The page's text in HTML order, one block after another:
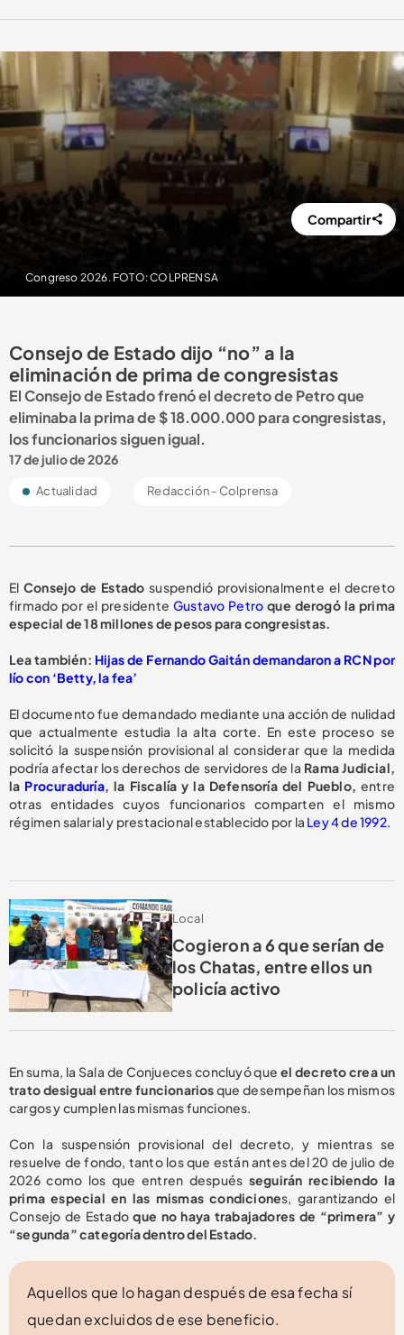
Congreso 2026. FOTO: COLPRENSA
Compartir
Consejo de Estado dijo “no” a la
eliminación de prima de congresistas
El Consejo de Estado frenó el decreto de Petro que
eliminaba la prima de $ 18.000.000 para congresistas,
los funcionarios siguen igual.
17 de julio de 2026
Actualidad Redacción - Colprensa
ElConsejo de Estado suspendió provisionalmente el decreto
firmado por el presidente Gustavo Petro que derogó la prima
especial de 18 millones de pesos para congresistas.
Lea también: Hijas de Fernando Gaitán demandaron a RCN por
lío con ‘Betty, la fea’
El documento fue demandado mediante una acción de nulidad
que actualmente estudia la alta corte. En este proceso se
solicitó la suspensión provisional al considerar que la medida
podría afectar los derechos de servidores de la Rama Judicial,
la Procuraduría, la Fiscalía y la Defensoría del Pueblo, entre
otras entidades cuyos funcionarios comparten el mismo
régimen salarial y prestacional establecido por la Ley 4 de 1992.
Local
Cogieron a 6 que serían de
los Chatas, entre ellos un
policía activo
En suma, la Sala de Conjueces concluyó que el decreto crea un
trato desigual entre funcionariosque desempeñan los mismos
cargos y cumplen las mismas funciones.
Con la suspensión provisional del decreto, y mientras se
resuelve de fondo, tanto los que están antes del 20 de julio de
2026 como los que entren después seguirán recibiendo la
prima especial en las mismas condiciones, garantizando el
Consejo de Estadoque no haya trabajadores de “primera” y
“segunda” categoría dentro del Estado.
Aquellos que lo hagan después de esa fecha sí
quedan excluidos de ese beneficio.